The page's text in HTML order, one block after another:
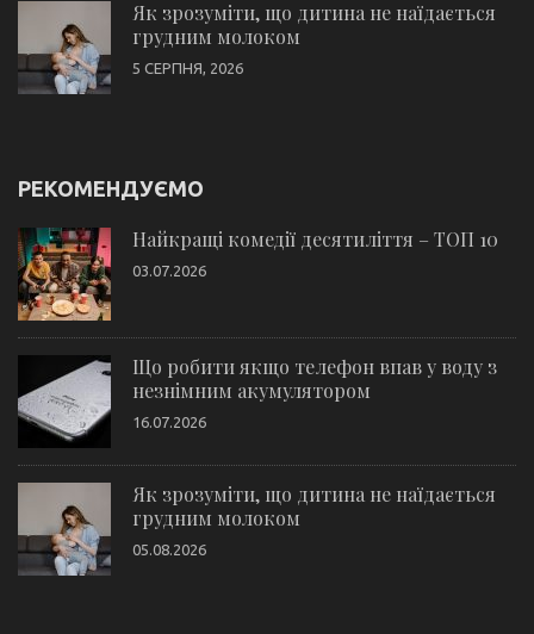
Як зрозуміти, що дитина не наїдається
грудним молоком
5 СЕРПНЯ, 2026
РЕКОМЕНДУЄМО
Найкращі комедії десятиліття – ТОП 10
03.07.2026
Що робити якщо телефон впав у воду з
незнімним акумулятором
16.07.2026
Як зрозуміти, що дитина не наїдається
грудним молоком
05.08.2026